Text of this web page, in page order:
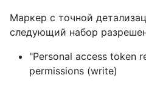
Маркер с точной
следующий набор
"Personal access token
permissions (write)